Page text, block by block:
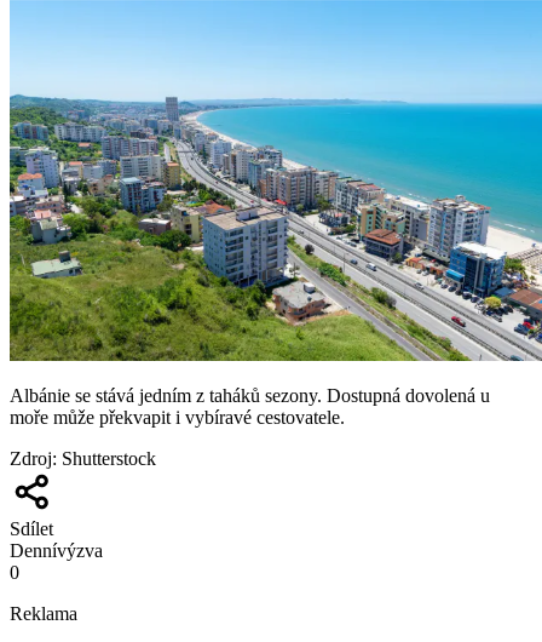
Albánie se stává jedním z taháků sezony. Dostupná dovolená u
moře může překvapit i vybíravé cestovatele.
Zdroj: Shutterstock
Sdílet
Dennívýzva
0
Reklama